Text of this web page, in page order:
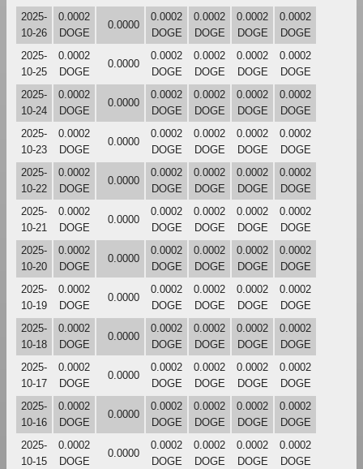
2025-
10-26
0.0002
DOGE
0.0000
0.0002
DOGE
0.0002
DOGE
0.0002
DOGE
0.0002
DOGE
2025-
10-25
0.0002
DOGE
0.0000
0.0002
DOGE
0.0002
DOGE
0.0002
DOGE
0.0002
DOGE
2025-
10-24
0.0002
DOGE
0.0000
0.0002
DOGE
0.0002
DOGE
0.0002
DOGE
0.0002
DOGE
2025-
10-23
0.0002
DOGE
0.0000
0.0002
DOGE
0.0002
DOGE
0.0002
DOGE
0.0002
DOGE
2025-
10-22
0.0002
DOGE
0.0000
0.0002
DOGE
0.0002
DOGE
0.0002
DOGE
0.0002
DOGE
2025-
10-21
0.0002
DOGE
0.0000
0.0002
DOGE
0.0002
DOGE
0.0002
DOGE
0.0002
DOGE
2025-
10-20
0.0002
DOGE
0.0000
0.0002
DOGE
0.0002
DOGE
0.0002
DOGE
0.0002
DOGE
2025-
10-19
0.0002
DOGE
0.0000
0.0002
DOGE
0.0002
DOGE
0.0002
DOGE
0.0002
DOGE
2025-
10-18
0.0002
DOGE
0.0000
0.0002
DOGE
0.0002
DOGE
0.0002
DOGE
0.0002
DOGE
2025-
10-17
0.0002
DOGE
0.0000
0.0002
DOGE
0.0002
DOGE
0.0002
DOGE
0.0002
DOGE
2025-
10-16
0.0002
DOGE
0.0000
0.0002
DOGE
0.0002
DOGE
0.0002
DOGE
0.0002
DOGE
2025-
10-15
0.0002
DOGE
0.0000
0.0002
DOGE
0.0002
DOGE
0.0002
DOGE
0.0002
DOGE